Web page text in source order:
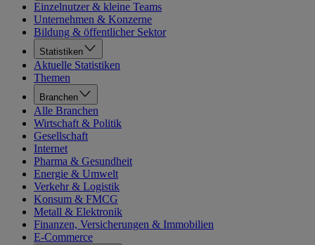
Einzelnutzer & kleine Teams
Unternehmen & Konzerne
Bildung & öffentlicher Sektor
Statistiken
Aktuelle Statistiken
Themen
Branchen
Alle Branchen
Wirtschaft & Politik
Gesellschaft
Internet
Pharma & Gesundheit
Energie & Umwelt
Verkehr & Logistik
Konsum & FMCG
Metall & Elektronik
Finanzen, Versicherungen & Immobilien
E-Commerce